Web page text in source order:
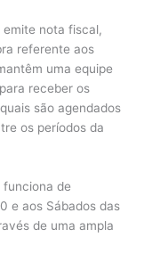
emite nota fiscal,
referente aos
uma equipe
receber os
são agendados
os períodos da
funciona de
e aos Sábados das
de uma ampla